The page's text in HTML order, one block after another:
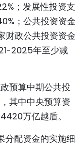
；发展性投资支
；公共投资资金
财政公共投资资金
2025年至少减
预算中期公共投
其中中央预算资
万亿越盾。
分配资金的实施细